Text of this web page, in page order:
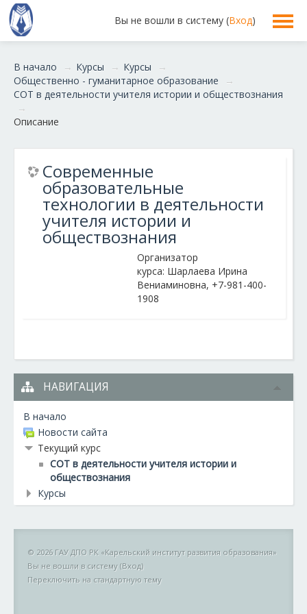
Вы не вошли в систему (Вход)
В начало → Курсы → Курсы
→
Общественно - гуманитарное образование
→
СОТ в деятельности учителя истории и обществознания
→
Описание
Современные
образовательные
технологии в деятельности
учителя истории и
обществознания
Организатор
курса: Шарлаева Ирина
Вениаминовна, +7-981-400-
1908
НАВИГАЦИЯ
В начало
Новости сайта
Текущий курс
СОТ в деятельности учителя истории и
обществознания
Курсы
© 2026 ГАУ ДПО РК «Карельский институт развития образования»
Вы не вошли в систему (Вход)
Переключить на стандартную тему